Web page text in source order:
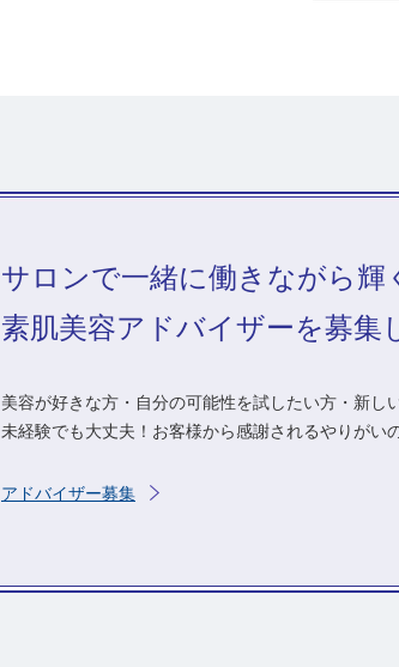
サロンで一緒に働きながら輝
素肌美容アドバイザーを募集
美容が好きな方・自分の可能性を試したい方・新し
未経験でも大丈夫！お客様から感謝されるやりがい
アドバイザー募集